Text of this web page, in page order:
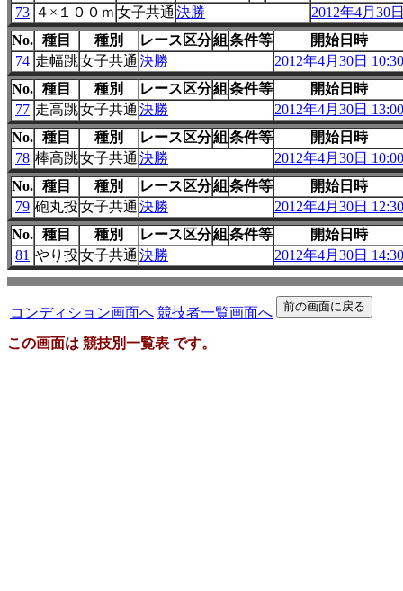
73 ４×１００ｍ 女子共通 決勝
2012年4月30
No. 種目 種別 レース区分組 条件等
開始日時
74 走幅跳女子共通 決勝
2012年4月30日 10:30
No. 種目 種別 レース区分組 条件等
開始日時
77 走高跳女子共通 決勝
2012年4月30日 13:00
No. 種目 種別 レース区分組 条件等
開始日時
78 棒高跳女子共通 決勝
2012年4月30日 10:00
No. 種目 種別 レース区分組 条件等
開始日時
79 砲丸投女子共通 決勝
2012年4月30日 12:30
No. 種目 種別 レース区分組 条件等
開始日時
81 やり投女子共通 決勝 2012年4月30日 14:30
コンディション画面へ 競技者一覧画面へ
この画面は 競技別一覧表 です。